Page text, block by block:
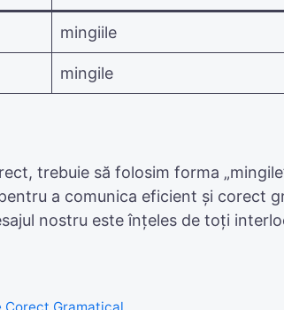
mingiile
mingile
trebuie să folosim forma
a comunica eficient și corect
nostru este înțeles de toți